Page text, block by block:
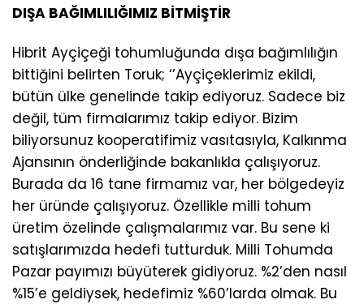
DIŞA BAĞIMLILIĞIMIZ BİTMİŞTİR
Hibrit Ayçiçeği tohumluğunda dışa bağımlılığın
bittiğini belirten Toruk; ‘’Ayçiçeklerimiz ekildi,
bütün ülke genelinde takip ediyoruz. Sadece biz
değil, tüm firmalarımız takip ediyor. Bizim
biliyorsunuz kooperatifimiz vasıtasıyla, Kalkınma
Ajansının önderliğinde bakanlıkla çalışıyoruz.
Burada da 16 tane firmamız var, her bölgedeyiz
her üründe çalışıyoruz. Özellikle milli tohum
üretim özelinde çalışmalarımız var. Bu sene ki
satışlarımızda hedefi tutturduk. Milli Tohumda
Pazar payımızı büyüterek gidiyoruz. %2’den nasıl
%15’e geldiysek, hedefimiz %60’larda olmak. Bu